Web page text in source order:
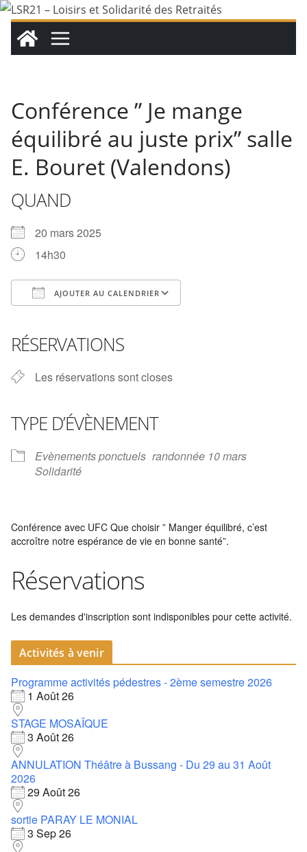
Passer
contenu
Conférence ” Je mange
équilibré au juste prix” salle
E. Bouret (Valendons)
QUAND
20 mars 2025
14h30
AJOUTER AU CALENDRIER
RÉSERVATIONS
Les réservations sont closes
TYPE D’ÉVÈNEMENT
Evènements ponctuels randonnée 10 mars
Solidarité
Conférence avec UFC Que choisir ” Manger équilibré, c’est
accroître notre espérance de vie en bonne santé”.
Réservations
Les demandes d'inscription sont indisponibles pour cette activité.
Activités à venir
Programme activités pédestres - 2ème semestre 2026
1 Août 26
STAGE MOSAÏQUE
3 Août 26
ANNULATION Théâtre à Bussang - Du 29 au 31 Août
2026
29 Août 26
sortie PARAY LE MONIAL
3 Sep 26